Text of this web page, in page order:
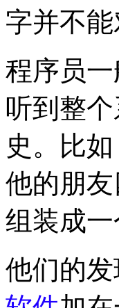
字并不能
程序员
听到整
史。比
他的朋
组装成
他们的